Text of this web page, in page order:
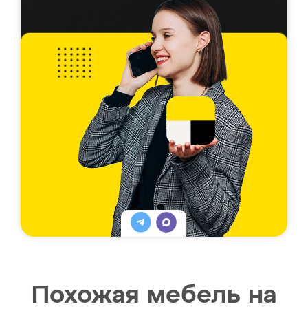
Похожая мебель на